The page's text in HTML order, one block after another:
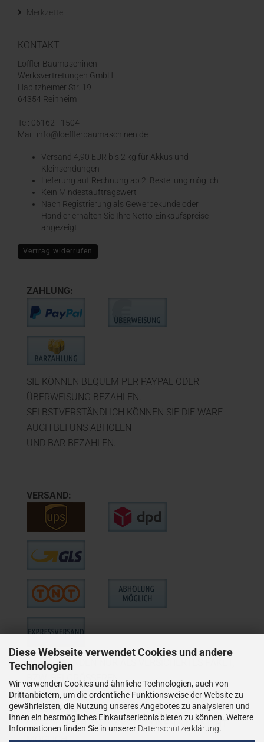
Diese Webseite verwendet Cookies und andere
Technologien
Wir verwenden Cookies und ähnliche Technologien, auch von
Drittanbietern, um die ordentliche Funktionsweise der Website zu
gewährleisten, die Nutzung unseres Angebotes zu analysieren und
Ihnen ein bestmögliches Einkaufserlebnis bieten zu können. Weitere
Informationen finden Sie in unserer Datenschutzerklärung.
Merkzettel
KONTAKT
Löffler Baumaschinen
Werksvertretungen GmbH
Habitzheimer Str. 19
64354 Reinheim
Tel: 06162 - 1504
Mail: info@loefflerbaumaschinen.de
Versand 4,90 EUR bis 2 kg für Akkus und
Kleinsendungen
​Lieferung auf Rechnung ab 2. Bestellung möglich
Kein Mindestauftragswert
Nach Registrierung als Gewerbekunde oder
Händler erhalten Sie Ihre Netto-Einkaufspreise
angezeigt.
Vertrag widerrufen
ZAHLUNG:
SIE KÖNNEN BEQUEM PER PAYPAL ODER
ÜBERWEISUNG BEZAHLEN.
SELBSTVERSTÄNDLICH KÖNNEN SIE DIE WARE
AUCH BEI UNS ABHOLEN
UND BAR BEZAHLEN.
VERSAND:
WIE VERSENDEN NUR ALS VERSICHERTES PAKET,
BZW. BEI GRÖSSEREN
LIEFERUNGEN ALS VERSICHERTER
SPEDITIONSVERSAND.
LIEFERUNGEN AN PACKSTATIONEN SIND NICHT
MÖGLICH.